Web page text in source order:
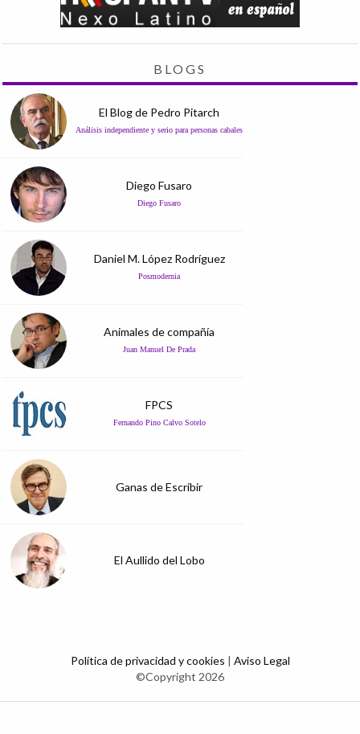
BLOGS
El Blog de Pedro Pitarch
Análisis independiente y serio para personas cabales
Diego Fusaro
Diego Fusaro
Daniel M. López Rodríguez
Posmodernia
Animales de compañía
Juan Manuel De Prada
FPCS
Fernando Pino Calvo Sotelo
Ganas de Escribir
El Aullido del Lobo
Política de privacidad y cookies | Aviso Legal
©Copyright 2026